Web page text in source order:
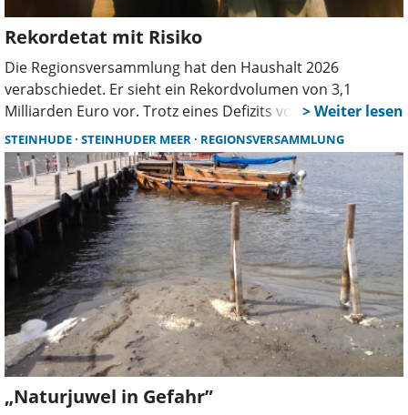
Rekordetat mit Risiko
Die Regionsversammlung hat den Haushalt 2026
verabschiedet. Er sieht ein Rekordvolumen von 3,1
Milliarden Euro vor. Trotz eines Defizits von 210 Millionen
Euro sind weiterhin Investitionen in Gesundheit, Bildung,
Verkehr und Klimaschutz geplant. Die rot-grüne Mehrheit
trägt das Zahlenwerk mit, die Opposition warnt vor einer
„finanziellen Sackgasse”.
STEINHUDE STEINHUDER MEER REGIONSVERSAMMLUNG
„Naturjuwel in Gefahr”